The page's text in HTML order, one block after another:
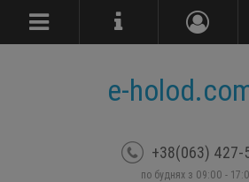
e-
+38(063) 427-
по буднях з 09:00 -